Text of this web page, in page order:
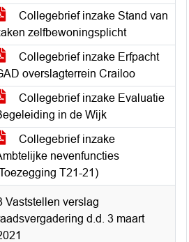
Collegebrief inzake Stand van
zelfbewoningsplicht
Collegebrief inzake Erfpacht
overslagterrein Crailoo
Collegebrief inzake Evaluatie
in de Wijk
Collegebrief inzake
nevenfuncties
T21-21)
Vaststellen verslag
d.d. 3 maart